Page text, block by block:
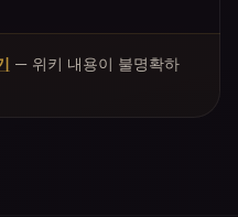
— 위키 내용이 불명확하